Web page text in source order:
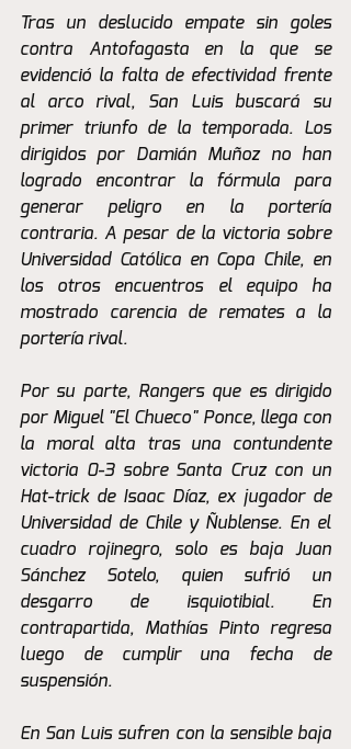
Tras un deslucido empate sin goles
contra Antofagasta en la que se
evidenció la falta de efectividad frente
al arco rival, San Luis buscará su
primer triunfo de la temporada. Los
dirigidos por Damián Muñoz no han
logrado encontrar la fórmula para
generar peligro en la portería
contraria. A pesar de la victoria sobre
Universidad Católica en Copa Chile, en
los otros encuentros el equipo ha
mostrado carencia de remates a la
portería rival.
Por su parte, Rangers que es dirigido
por Miguel "El Chueco" Ponce, llega con
la moral alta tras una contundente
victoria 0-3 sobre Santa Cruz con un
Hat-trick de Isaac Díaz, ex jugador de
Universidad de Chile y Ñublense. En el
cuadro rojinegro, solo es baja Juan
Sánchez Sotelo, quien sufrió un
desgarro de isquiotibial. En
contrapartida, Mathías Pinto regresa
luego de cumplir una fecha de
suspensión.
En San Luis sufren con la sensible baja